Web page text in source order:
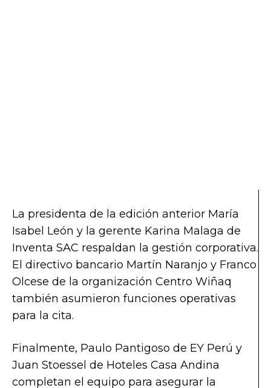
La presidenta de la edición anterior María
Isabel León y la gerente Karina Malaga de
Inventa SAC respaldan la gestión corporativa.
El directivo bancario Martín Naranjo y Franco
Olcese de la organización Centro Wiñaq
también asumieron funciones operativas
para la cita.
Finalmente, Paulo Pantigoso de EY Perú y
Juan Stoessel de Hoteles Casa Andina
completan el equipo para asegurar la